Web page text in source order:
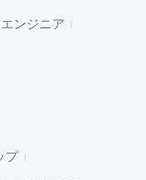
ンジニア
プ